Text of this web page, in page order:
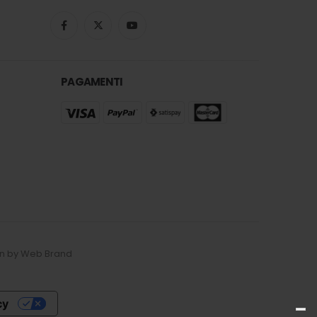
PAGAMENTI
by Web Brand